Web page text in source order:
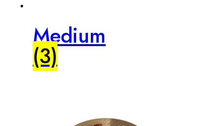
Medium
(3)